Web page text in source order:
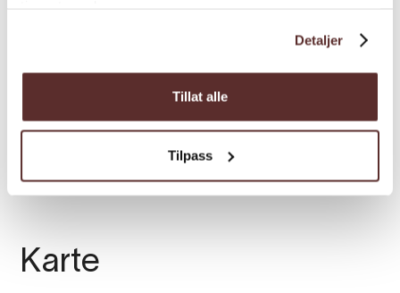
Detaljer
Tillat alle
Tilpass
Karte